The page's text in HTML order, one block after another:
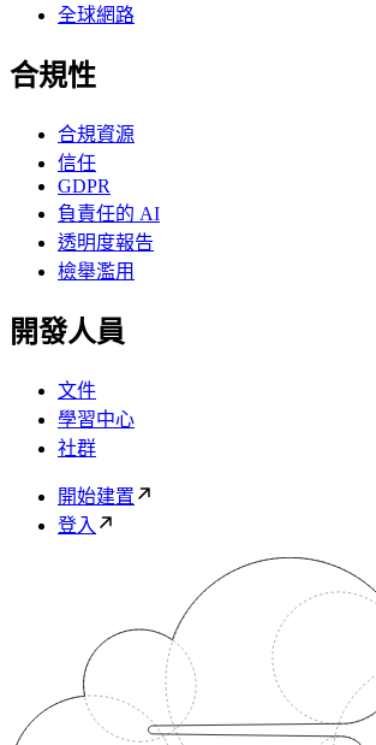
全球網路
合規性
合規資源
信任
GDPR
負責任的 AI
透明度報告
檢舉濫用
開發人員
文件
學習中心
社群
開始建置
登入